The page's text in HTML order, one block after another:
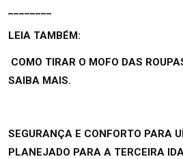
LEIA TAMBÉM:
COMO TIRAR O MOFO DAS
SAIBA MAIS.
SEGURANÇA E CONFORTO PARA
PLANEJADO PARA A TERCEIRA